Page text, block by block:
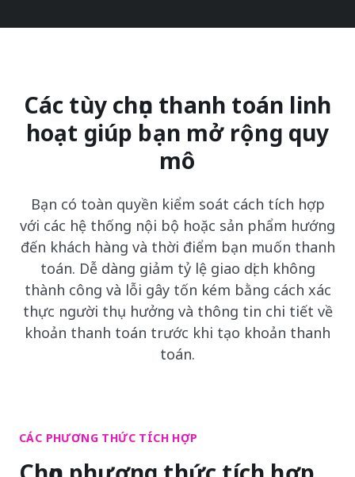
Các tùy chọn thanh toán linh
hoạt giúp bạn mở rộng quy
mô
Bạn có toàn quyền kiểm soát cách tích hợp
với các hệ thống nội bộ hoặc sản phẩm hướng
đến khách hàng và thời điểm bạn muốn thanh
toán. Dễ dàng giảm tỷ lệ giao dịch không
thành công và lỗi gây tốn kém bằng cách xác
thực người thụ hưởng và thông tin chi tiết về
khoản thanh toán trước khi tạo khoản thanh
toán.
CÁC PHƯƠNG THỨC TÍCH HỢP